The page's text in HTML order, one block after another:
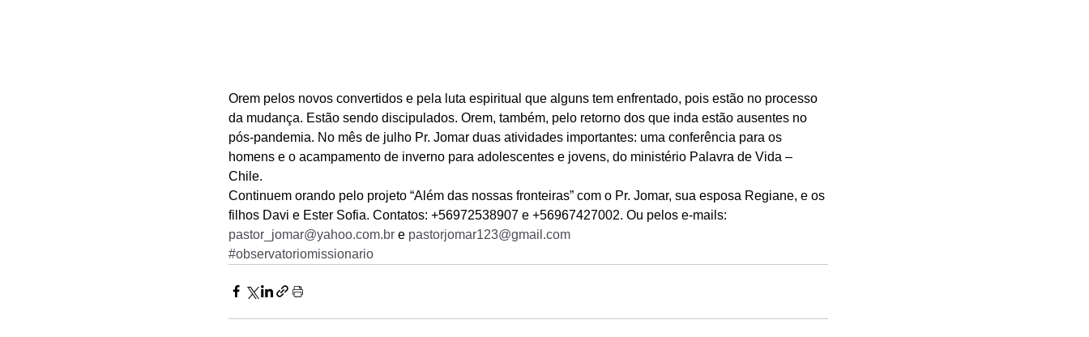
Orem pelos novos convertidos e pela luta espiritual que alguns tem enfrentado, pois estão no processo
da mudança. Estão sendo discipulados. Orem, também, pelo retorno dos que inda estão ausentes no
pós-pandemia. No mês de julho Pr. Jomar duas atividades importantes: uma conferência para os
homens e o acampamento de inverno para adolescentes e jovens, do ministério Palavra de Vida –
Chile.
Continuem orando pelo projeto “Além das nossas fronteiras” com o Pr. Jomar, sua esposa Regiane, e os
filhos Davi e Ester Sofia. Contatos: +56972538907 e +56967427002. Ou pelos e-mails:
pastor_jomar@yahoo.com.br e pastorjomar123@gmail.com
#observatoriomissionario